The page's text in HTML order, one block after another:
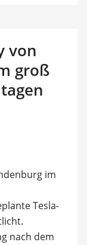
von
groß
im
Tesla-
nach dem